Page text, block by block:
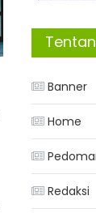
Banner
Home
Redaksi